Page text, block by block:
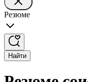
Резюме
Найти